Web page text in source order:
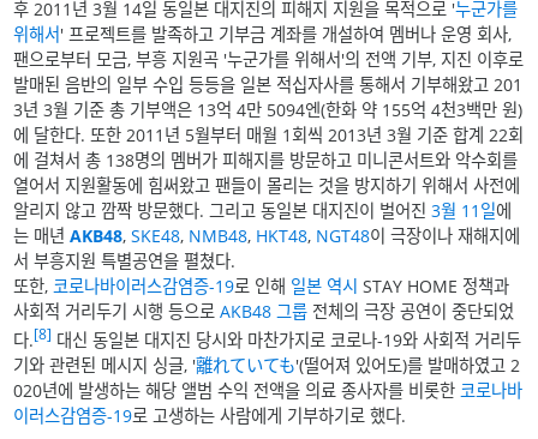
후 2011년 3월 14일 동일본 대지진의 피해지 지원을 목적으로 '누군가를
위해서' 프로젝트를 발족하고 기부금 계좌를 개설하여 멤버나 운영 회사,
팬으로부터 모금, 부흥 지원곡 '누군가를 위해서'의 전액 기부, 지진 이후로
발매된 음반의 일부 수입 등등을 일본 적십자사를 통해서 기부해왔고 201
3년 3월 기준 총 기부액은 13억 4만 5094엔(한화 약 155억 4천3백만 원)
에 달한다. 또한 2011년 5월부터 매월 1회씩 2013년 3월 기준 합계 22회
에 걸쳐서 총 138명의 멤버가 피해지를 방문하고 미니콘서트와 악수회를
열어서 지원활동에 힘써왔고 팬들이 몰리는 것을 방지하기 위해서 사전에
알리지 않고 깜짝 방문했다. 그리고 동일본 대지진이 벌어진3월 11일에
는 매년AKB48,SKE48, NMB48, HKT48, NGT48이 극장이나 재해지에
서 부흥지원 특별공연을 펼쳤다.
또한,코로나바이러스감염증-19로 인해 일본 역시 STAY HOME 정책과
사회적 거리두기 시행 등으로AKB48 그룹 전체의 극장 공연이 중단되었
다.[8] 대신 동일본 대지진 당시와 마찬가지로 코로나-19와 사회적 거리두
기와 관련된 메시지 싱글, '離れていても'(떨어져 있어도)를 발매하였고 2
020년에 발생하는 해당 앨범 수익 전액을 의료 종사자를 비롯한 코로나바
이러스감염증-19로 고생하는 사람에게 기부하기로 했다.